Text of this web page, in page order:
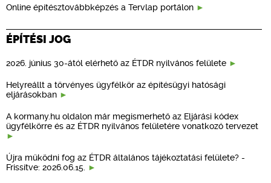
Online építésztovábbképzés a Tervlap portálon
ÉPÍTÉSI JOG
2026. június 30-ától elérhető az ÉTDR nyilvános felülete
Helyreállt a törvényes ügyfélkör az építésügyi hatósági
eljárásokban
A kormany.hu oldalon már megismerhető az Eljárási kódex
ügyfélkörre és az ÉTDR nyilvános felületére vonatkozó tervezet
Újra működni fog az ÉTDR általános tájékoztatási felülete? -
Frissítve: 2026.06.15.